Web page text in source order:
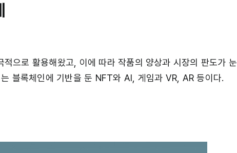
으로 활용해왔고, 이에 따라 작품의 양상과 시장의 판도가 눈
블록체인에 기반을 둔 NFT와 AI, 게임과 VR, AR 등이다.